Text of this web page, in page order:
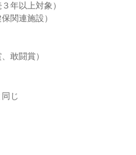
年以上対象）
関連施設）
敢闘賞）